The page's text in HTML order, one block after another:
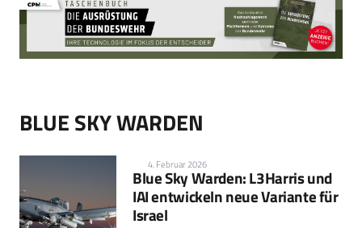
BLUE SKY WARDEN
4. Februar 2026
Blue Sky Warden: L3Harris und
IAI entwickeln neue Variante für
Israel